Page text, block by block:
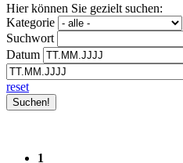
Hier können Sie gezielt suchen:
Kategorie
Suchwort
Datum
reset
1